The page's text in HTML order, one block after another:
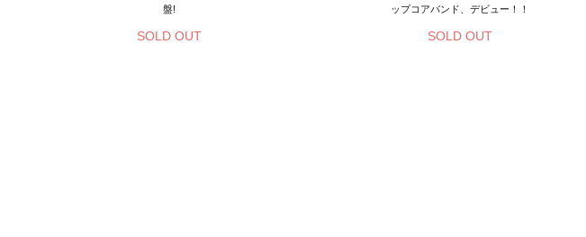
盤!
SOLD OUT
ップコアバンド、デビュー！！
SOLD OUT